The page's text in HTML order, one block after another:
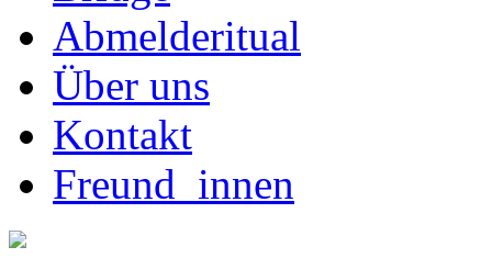
Abmelderitual
Über uns
Kontakt
Freund_innen